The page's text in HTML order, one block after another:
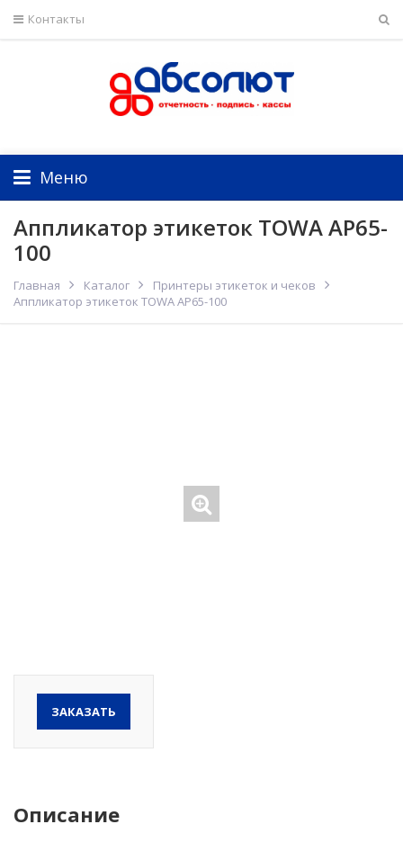
Контакты
Меню
Аппликатор этикеток TOWA AP65-
100
Главная Каталог
Принтеры этикеток и чеков
Аппликатор этикеток TOWA AP65-100
ЗАКАЗАТЬ
Описание